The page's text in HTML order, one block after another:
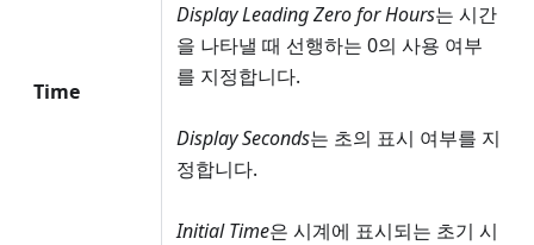
Time
Display Leading Zero for Hours는 시간
을 나타낼 때 선행하는 0의 사용 여부
를 지정합니다.
Display Seconds는 초의 표시 여부를 지
정합니다.
Initial Time은 시계에 표시되는 초기 시